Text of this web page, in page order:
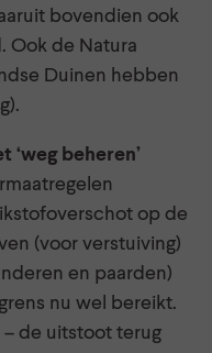
bovendien ook
Ook de Natura
Duinen hebben
beheren’
op de
(voor verstuiving)
en paarden)
nu wel bereikt.
– de uitstoot terug